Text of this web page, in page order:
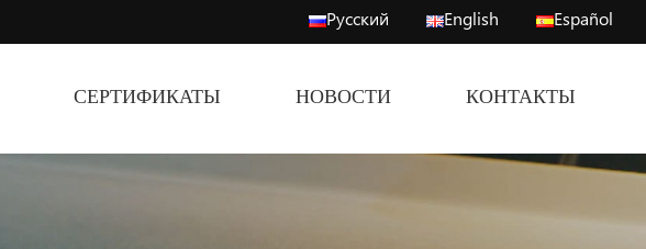
Русский English Español
СЕРТИФИКАТЫ НОВОСТИ КОНТАКТЫ